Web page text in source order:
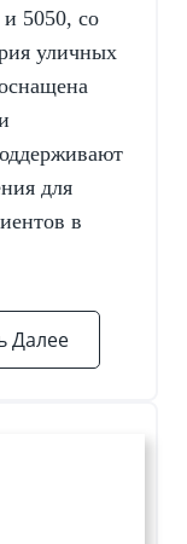
5050, со
уличных
для
в
Далее